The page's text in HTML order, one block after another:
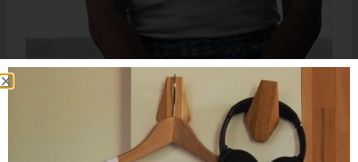
T-Shirt Col V YVES & PIERRE Blanc / Silver Glitter